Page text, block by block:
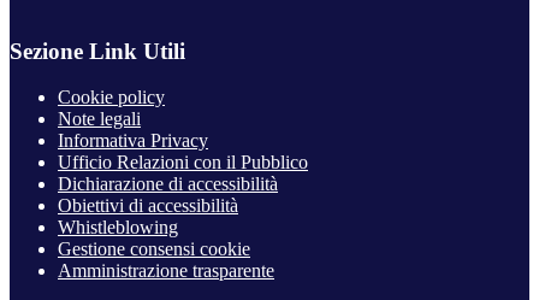
Sezione Link Utili
Cookie policy
Note legali
Informativa Privacy
Ufficio Relazioni con il Pubblico
Dichiarazione di accessibilità
Obiettivi di accessibilità
Whistleblowing
Gestione consensi cookie
Amministrazione trasparente